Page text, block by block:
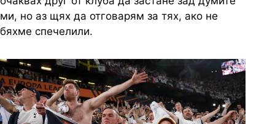
ми, но аз щях да отговарям за тях, ако не
бяхме спечелили.